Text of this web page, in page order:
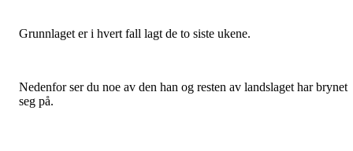
Grunnlaget er i hvert fall lagt de to siste ukene.
Nedenfor ser du noe av den han og resten av landslaget har brynet
seg på.